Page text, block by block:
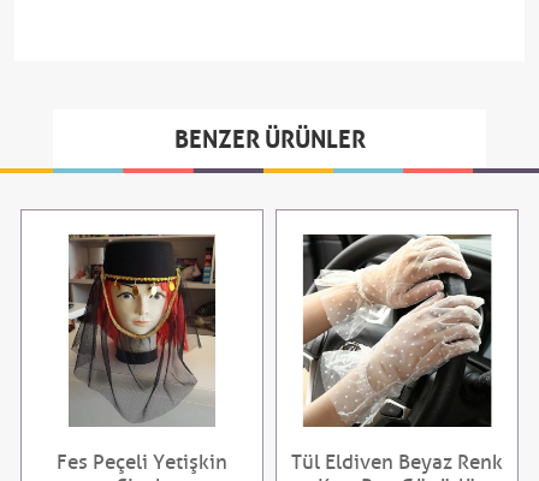
BENZER ÜRÜNLER
Fes Peçeli Yetişkin
Tül Eldiven Beyaz Renk